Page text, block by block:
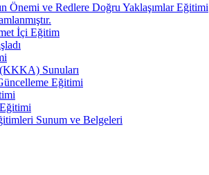
Önemi ve Redlere Doğru Yaklaşımlar Eğitimi
İçi Eğitim
Sunuları
Eğitimi
Sunum ve Belgeleri